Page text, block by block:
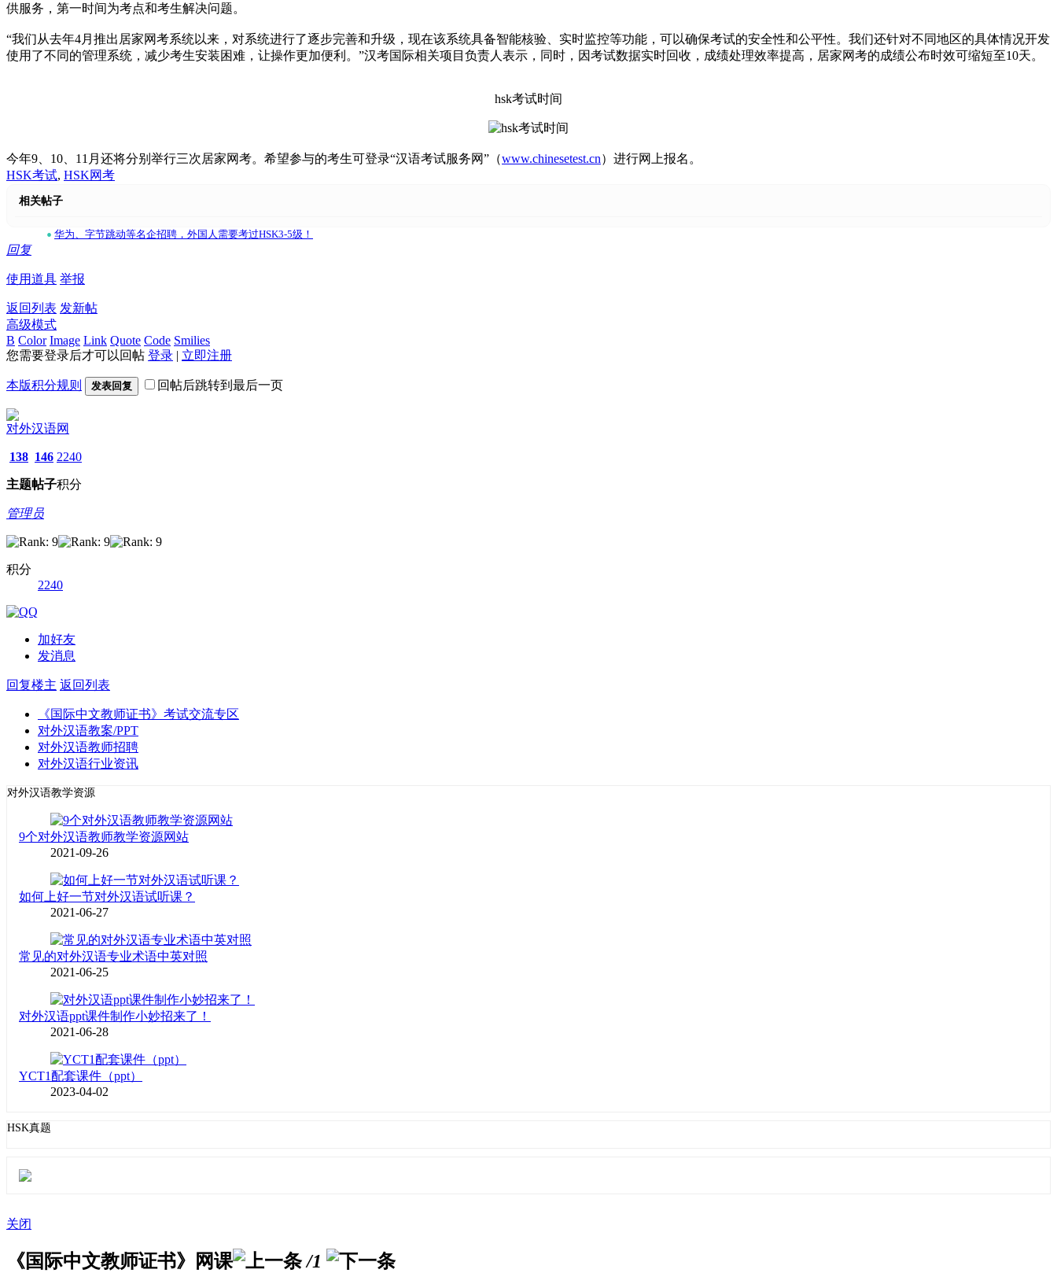
供服务，第一时间为考点和考生解决问题。
“我们从去年4月推出居家网考系统以来，对系统进行了逐步完善和升级，现在该系统具备智能核验、实时监控等功能，可以确保考试的安全性和公平性。我们还针对不同地区的具体情况开发
使用了不同的管理系统，减少考生安装困难，让操作更加便利。”汉考国际相关项目负责人表示，同时，因考试数据实时回收，成绩处理效率提高，居家网考的成绩公布时效可缩短至10天。
hsk考试时间
今年9、10、11月还将分别举行三次居家网考。希望参与的考生可登录“汉语考试服务网”（www.chinesetest.cn）进行网上报名。
HSK考试, HSK网考
相关帖子
• 华为、字节跳动等名企招聘，外国人需要考过HSK3-5级！
回复
使用道具 举报
返回列表 发新帖
高级模式
B Color Image Link Quote Code Smilies
您需要登录后才可以回帖 登录 | 立即注册
本版积分规则 发表回复 回帖后跳转到最后一页
对外汉语网
138
主题
146
帖子
2240
积分
管理员
积分
2240
加好友
发消息
回复楼主 返回列表
《国际中文教师证书》考试交流专区
对外汉语教案/PPT
对外汉语教师招聘
对外汉语行业资讯
对外汉语教学资源
9个对外汉语教师教学资源网站
2021-09-26
如何上好一节对外汉语试听课？
2021-06-27
常见的对外汉语专业术语中英对照
2021-06-25
对外汉语ppt课件制作小妙招来了！
2021-06-28
YCT1配套课件（ppt）
2023-04-02
HSK真题
关闭
《国际中文教师证书》网课 /1